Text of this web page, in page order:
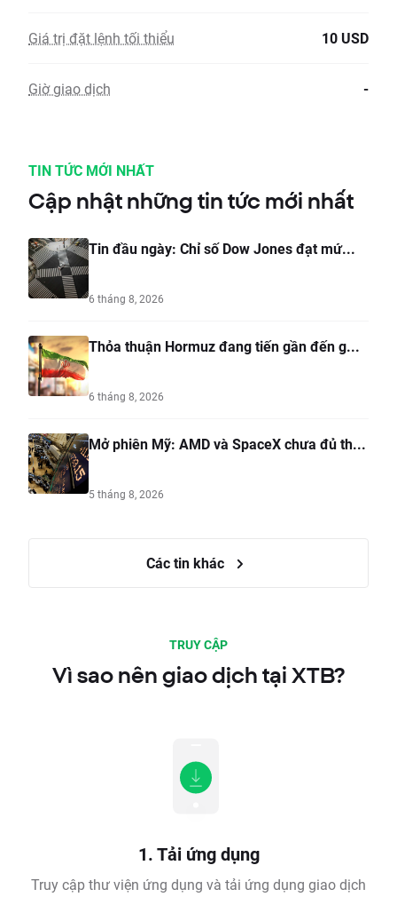
Giá trị đặt lệnh tối thiểu 10 USD
Giờ giao dịch -
TIN TỨC MỚI NHẤT
Cập nhật những tin tức mới nhất
Tin đầu ngày: Chỉ số Dow Jones đạt mứ...
6 tháng 8, 2026
Thỏa thuận Hormuz đang tiến gần đến g...
6 tháng 8, 2026
Mở phiên Mỹ: AMD và SpaceX chưa đủ th...
5 tháng 8, 2026
Các tin khác
TRUY CẬP
Vì sao nên giao dịch tại XTB?
1. Tải ứng dụng
Truy cập thư viện ứng dụng và tải ứng dụng giao dịch